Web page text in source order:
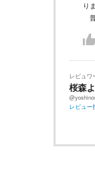
り
レビュワ
桜森
レビュー